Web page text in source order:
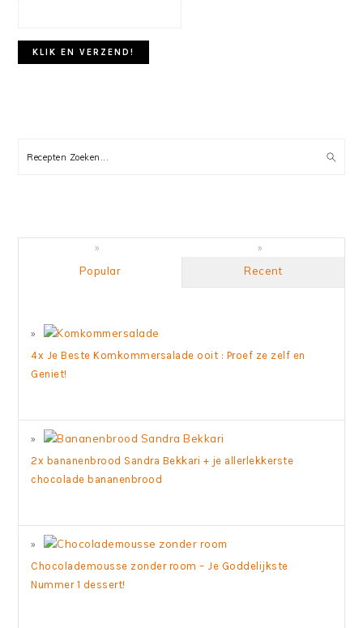
SIDEBAR
Recepten
Popular Recent
4x Je Beste Komkommersalade ooit : Proef ze zelf en
Geniet!
2x bananenbrood Sandra Bekkari + je allerlekkerste
chocolade bananenbrood
Chocolademousse zonder room – Je Goddelijkste
Nummer 1 dessert!